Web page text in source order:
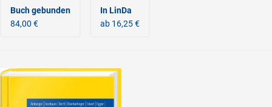
Buch gebunden
84,00 €
In LinDa
ab 16,25 €